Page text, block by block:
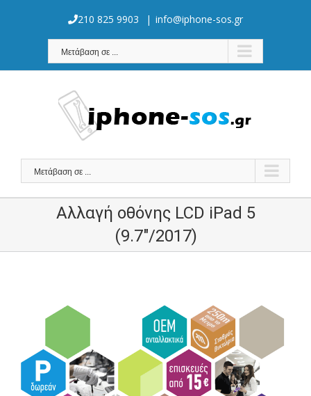
210 825 9903 | info@iphone-sos.gr
Μετάβαση σε ...
Μετάβαση σε ...
Αλλαγή οθόνης LCD iPad 5
(9.7″/2017)